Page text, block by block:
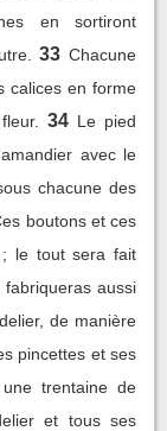
en sortiront
33 Chacune
calices en forme
34 Le pied
avec le
chacune des
boutons et ces
; le tout sera fait
fabriqueras aussi
de manière
pincettes et ses
trentaine de
et tous ses